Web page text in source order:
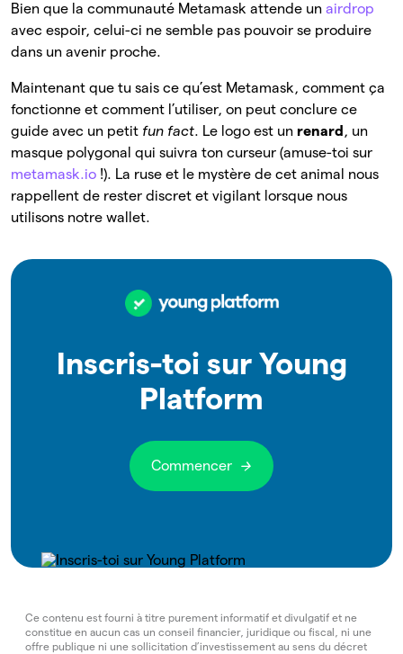
Bien que la communauté Metamask attende un airdrop
avec espoir, celui-ci ne semble pas pouvoir se produire
dans un avenir proche.
Maintenant que tu sais ce qu’est Metamask, comment ça
fonctionne et comment l’utiliser, on peut conclure ce
guide avec un petit fun fact. Le logo est un renard , un
masque polygonal qui suivra ton curseur (amuse-toi sur
metamask.io !). La ruse et le mystère de cet animal nous
rappellent de rester discret et vigilant lorsque nous
utilisons notre wallet.
Inscris-toi sur Young
Platform
Commencer
Ce contenu est fourni à titre purement informatif et divulgatif et ne
constitue en aucun cas un conseil financier, juridique ou fiscal, ni une
offre publique ni une sollicitation d’investissement au sens du décret